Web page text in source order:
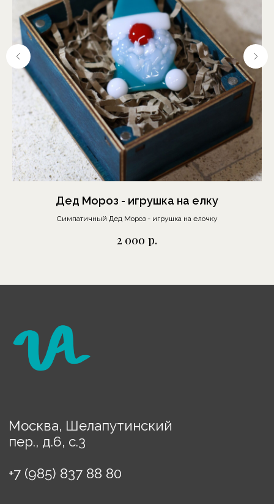
Дед Мороз - игрушка на елку
Симпатичный Дед Мороз - игрушка на елочку
2 000 р.
О бренде
Отзывы
Сотрудничество
Картины
Предметы декора
Доставка
Москва, Шелапутинский
пер., д.6, с.3
+7 (985) 837 88 80